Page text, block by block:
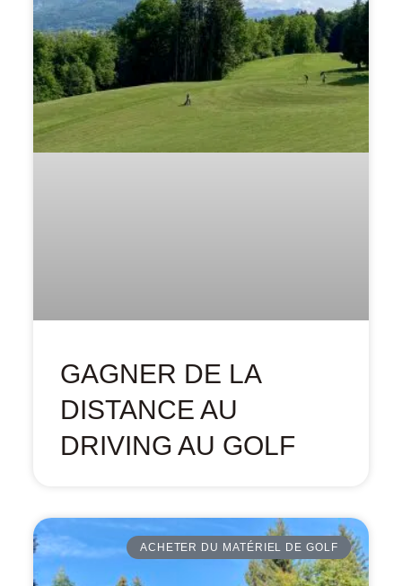
GAGNER DE LA
DISTANCE AU
DRIVING AU GOLF
ACHETER DU MATÉRIEL DE GOLF